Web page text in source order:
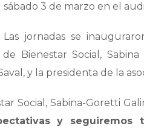
sábado 3 de marzo en el
Las jornadas se
Bienestar Social,
y la presidenta de la
Social, Sabina-Goretti
y seguiremos